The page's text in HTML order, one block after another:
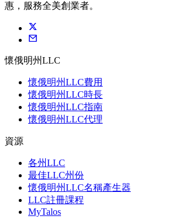
惠，服務全美創業者。
懷俄明州LLC
懷俄明州LLC費用
懷俄明州LLC時長
懷俄明州LLC指南
懷俄明州LLC代理
資源
各州LLC
最佳LLC州份
懷俄明州LLC名稱產生器
LLC註冊課程
MyTalos